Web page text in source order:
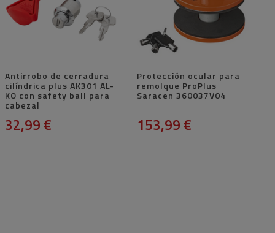
Antirrobo de cerradura
cilíndrica plus AK301 AL-
KO con safety ball para
cabezal
32,99 €
Protección ocular para
remolque ProPlus
Saracen 360037V04
153,99 €